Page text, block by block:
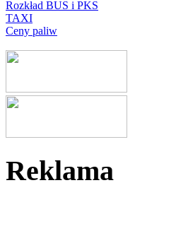
Rozkład BUS i PKS
TAXI
Ceny paliw
Reklama